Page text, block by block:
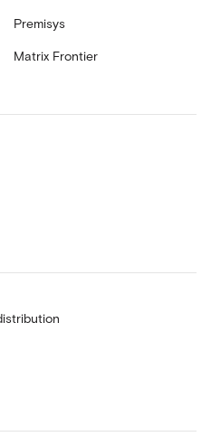
Premisys
Matrix Frontier